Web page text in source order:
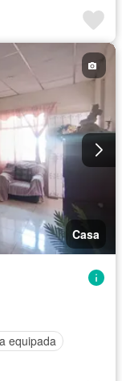
Casa
equipada